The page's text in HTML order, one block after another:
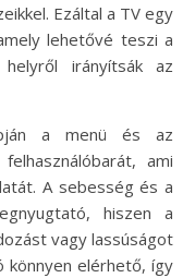
Ezáltal a TV egy
lehetővé teszi a
irányítsák az
a menü és az
ami
A sebesség és a
hiszen a
vagy lassúságot
könnyen elérhető, így